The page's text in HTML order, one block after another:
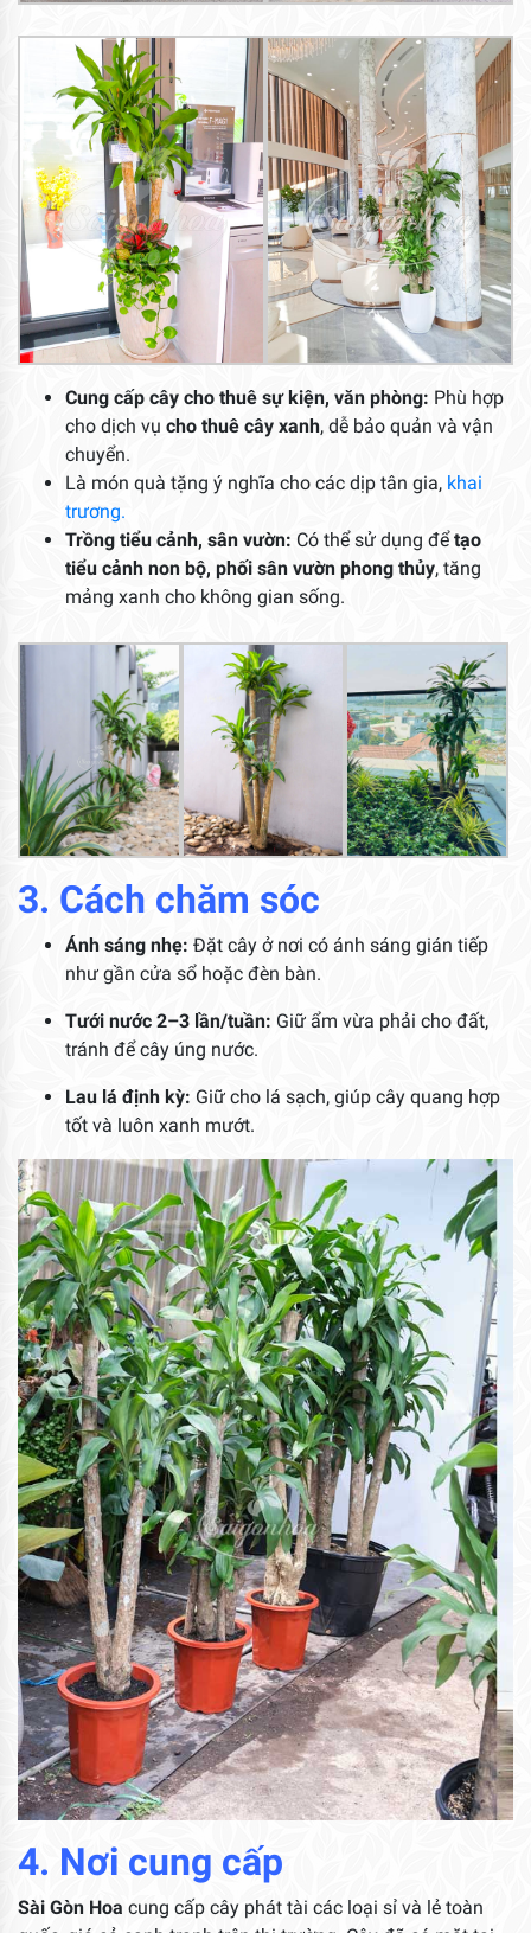
Cung cấp cây cho thuê sự kiện, văn phòng: Phù hợp
cho dịch vụ cho thuê cây xanh, dễ bảo quản và vận
chuyển.
Là món quà tặng ý nghĩa cho các dịp tân gia, khai
trương.
Trồng tiểu cảnh, sân vườn: Có thể sử dụng đểtạo
tiểu cảnh non bộ, phối sân vườn phong thủy, tăng
mảng xanh cho không gian sống.
3. Cách chăm sóc
Ánh sáng nhẹ: Đặt cây ở nơi có ánh sáng gián tiếp
như gần cửa sổ hoặc đèn bàn.
Tưới nước 2–3 lần/tuần: Giữ ẩm vừa phải cho đất,
tránh để cây úng nước.
Lau lá định kỳ: Giữ cho lá sạch, giúp cây quang hợp
tốt và luôn xanh mướt.
4. Nơi cung cấp
Sài Gòn Hoa cung cấp cây phát tài các loại sỉ và lẻ toàn